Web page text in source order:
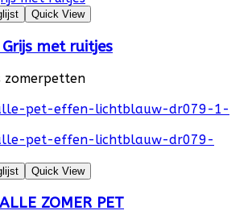
Quick View
met ruitjes
zomerpetten
Quick View
ZOMER PET